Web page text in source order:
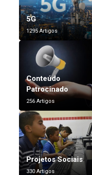
5G
1295 Artigos
Conteúdo
Patrocinado
256 Artigos
Projetos Sociais
330 Artigos